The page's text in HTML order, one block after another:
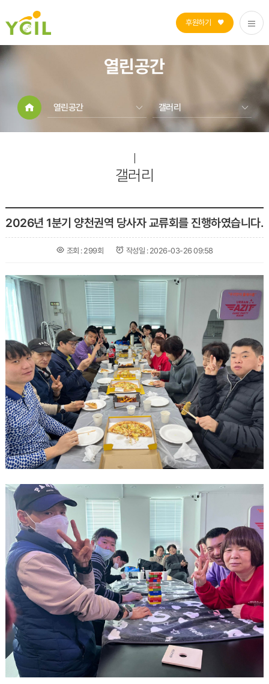
후원하기
열린공간
열린공간 갤러리
갤러리
2026년 1분기 양천권역 당사자 교류회를 진행하였습니다.
조회 : 299회 작성일 : 2026-03-26 09:58